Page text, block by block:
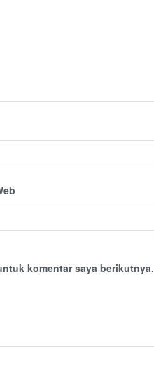
komentar saya berikutnya.